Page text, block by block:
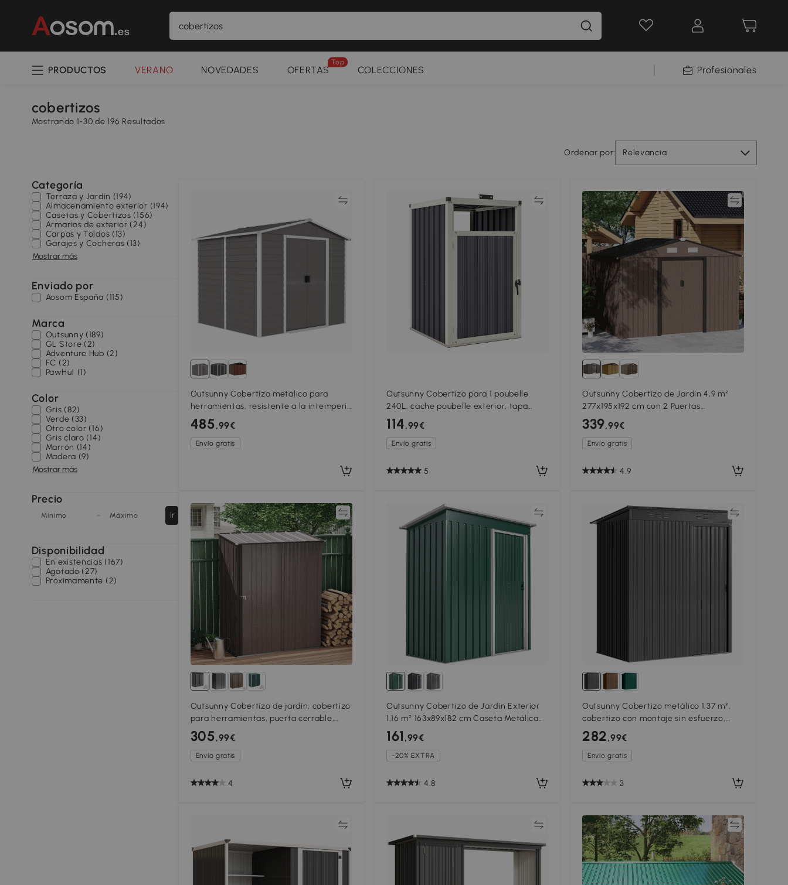
PRODUCTOS VERANO NOVEDADES OFERTAS
Top
COLECCIONES Profesionales
cobertizos
Mostrando 1-30 de 196 Resultados
Ordenar por: Relevancia
Categoría
Terraza y Jardín (194)
Almacenamiento exterior (194)
Casetas y Cobertizos (156)
Armarios de exterior (24)
Carpas y Toldos (13)
Garajes y Cocheras (13)
Mostrar más
Enviado por
Aosom España (115)
Marca
Outsunny (189)
GL Store (2)
Adventure Hub (2)
FC (2)
PawHut (1)
Color
Gris (82)
Verde (33)
Otro color (16)
Gris claro (14)
Marrón (14)
Madera (9)
Mostrar más
Precio
Mínimo - Máximo Ir
Disponibilidad
En existencias (167)
Agotado (27)
Próximamente (2)
Outsunny Cobertizo metálico para
herramientas, resistente a la intemperie
e inoxidable, cerrable, 2,40 x 2,06 x 1,98
m, Gris claro
485,99€
Envío gratis
Comparar
Outsunny Cobertizo para 1 poubelle
240L, cache poubelle exterior, tapa
abatible 180°, acero galvanizado
73x81x122 cm Gris oscuro
114,99€
Envío gratis
5
Comparar
Outsunny Cobertizo de Jardín 4,9 m²
277x195x192 cm con 2 Puertas
Corredizas Techo Inclinado y 4
Ventanas Marrón
339,99€
Envío gratis
4.9
Comparar
Outsunny Cobertizo de jardín, cobertizo
para herramientas, puerta cerrable,
resistente a la intemperie, 161,5 cm x
94,5 cm x 196 cm, Negro
305,99€
Envío gratis
4
Outsunny Cobertizo de Jardín Exterior
1,16 m² 163x89x182 cm Caseta Metálica
con Puerta Corredera y Techo Inclinado
Verde
161 ,99€
-20% EXTRA
4.8
Comparar
Outsunny Cobertizo metálico 1,37 m²,
cobertizo con montaje sin esfuerzo,
techo inclinado, puerta corredera,
ventilaciones, guantes
282,99€
Envío gratis
3
Comparar